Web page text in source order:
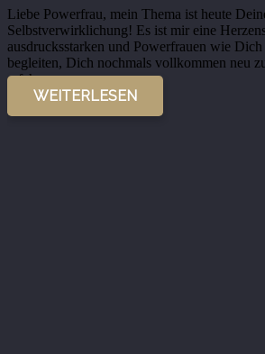
Liebe Powerfrau, mein Thema ist heute
Selbstverwirklichung! Es ist mir eine
ausdrucksstarken und Powerfrauen wie
begleiten, Dich nochmals vollkommen neu
erfahren…
WEITERLESEN